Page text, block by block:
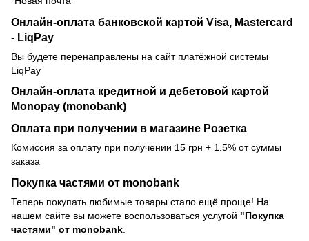
Онлайн-оплата банковской картой Visa, Mastercard
- LiqPay
Вы будете перенаправлены на сайт платёжной системы
LiqPay
Онлайн-оплата кредитной и дебетовой картой
Monopay (monobank)
Оплата при получении в магазине Розетка
Комиссия за оплату при получении 15 грн + 1.5% от суммы
заказа
Покупка частями от monobank
Теперь покупать любимые товары стало ещё проще! На
нашем сайте вы можете воспользоваться услугой "Покупка
частями" от monobank